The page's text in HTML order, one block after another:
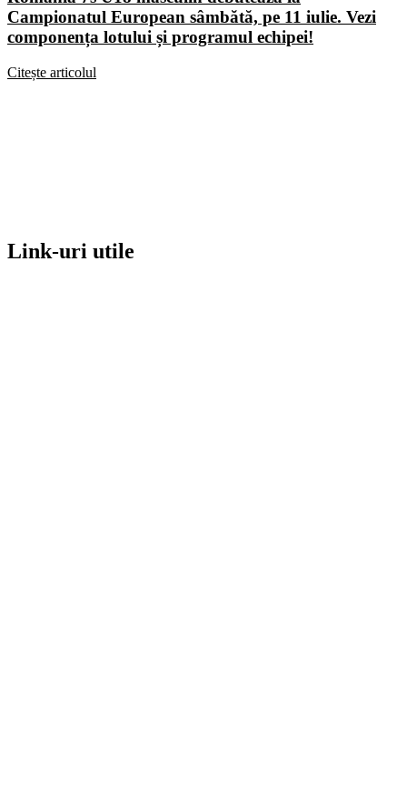
Campionatul European sâmbătă, pe 11 iulie. Vezi
componența lotului și programul echipei!
Citește articolul
Link-uri utile